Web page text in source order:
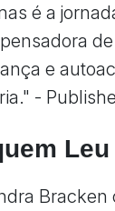
é a
e
-
Leu
Bracken